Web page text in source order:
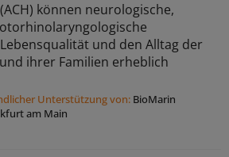
können neurologische,
und den Alltag der
ihrer Familien erheblich
Unterstützung von: BioMarin
am Main